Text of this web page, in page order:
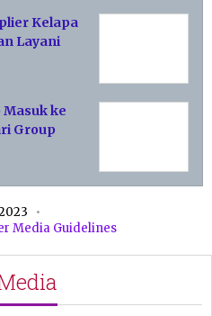
Kelapa
Layani
ke
Group
Media Guidelines